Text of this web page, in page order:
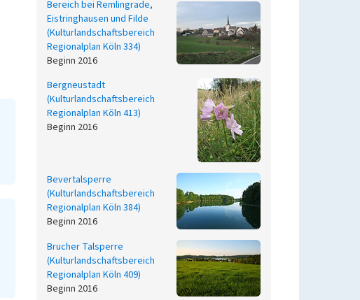
Bereich bei Remlingrade,
Eistringhausen und Filde
(Kulturlandschaftsbereich
Regionalplan Köln 334)
Beginn 2016
Bergneustadt
(Kulturlandschaftsbereich
Regionalplan Köln 413)
Beginn 2016
Bevertalsperre
(Kulturlandschaftsbereich
Regionalplan Köln 384)
Beginn 2016
Brucher Talsperre
(Kulturlandschaftsbereich
Regionalplan Köln 409)
Beginn 2016